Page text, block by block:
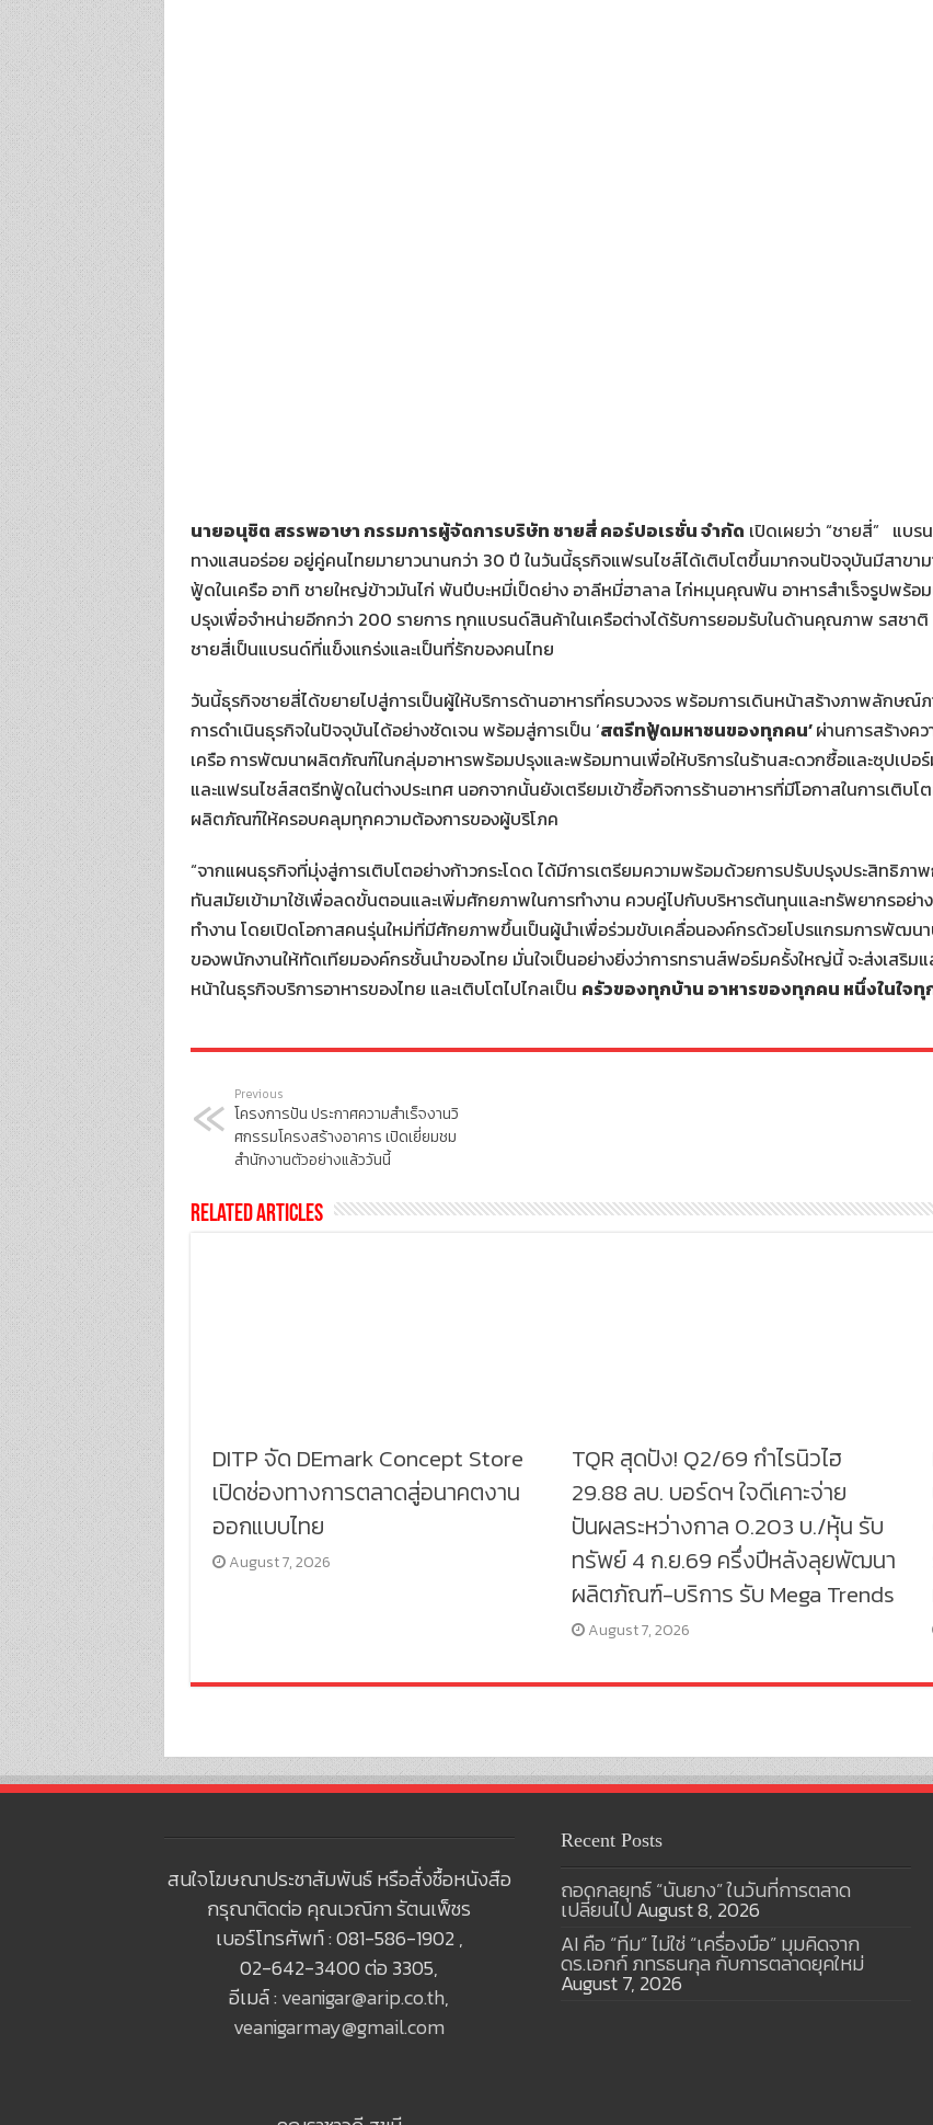
นายอนุชิต สรรพอาษา กรรมการผู้จัดการบริษัท ชายสี่ คอร์ปอเรชั่น จำกัด เปิดเผยว่า “ชายสี่” แบร
ทางแสนอร่อย อยู่คู่คนไทยมายาวนานกว่า 30 ปี ในวันนี้ธุรกิจแฟรนไชส์ได้เติบโตขึ้นมากจนปัจจุบันมีสาข
ฟู้ดในเครือ อาทิ ชายใหญ่ข้าวมันไก่ พันปีบะหมี่เป็ดย่าง อาลีหมี่ฮาลาล ไก่หมุนคุณพัน อาหารสำเร็จรูปพร้
ปรุงเพื่อจำหน่ายอีกกว่า 200 รายการ ทุกแบรนด์สินค้าในเครือต่างได้รับการยอมรับในด้านคุณภาพ รสชาติ
ชายสี่เป็นแบรนด์ที่แข็งแกร่งและเป็นที่รักของคนไทย
วันนี้ธุรกิจชายสี่ได้ขยายไปสู่การเป็นผู้ให้บริการด้านอาหารที่ครบวงจร พร้อมการเดินหน้าสร้างภาพลักษณ์
การดำเนินธุรกิจในปัจจุบันได้อย่างชัดเจน พร้อมสู่การเป็น ‘สตรีทฟู้ดมหาชนของทุกคน’ผ่านการสร้างค
เครือ การพัฒนาผลิตภัณฑ์ในกลุ่มอาหารพร้อมปรุงและพร้อมทานเพื่อให้บริการในร้านสะดวกซื้อและซุปเปอ
และแฟรนไชส์สตรีทฟู้ดในต่างประเทศ นอกจากนั้นยังเตรียมเข้าซื้อกิจการร้านอาหารที่มีโอกาสในการเติ
ผลิตภัณฑ์ให้ครอบคลุมทุกความต้องการของผู้บริโภค
“จากแผนธุรกิจที่มุ่งสู่การเติบโตอย่างก้าวกระโดด ได้มีการเตรียมความพร้อมด้วยการปรับปรุงประสิทธิภ
ทันสมัยเข้ามาใช้เพื่อลดขั้นตอนและเพิ่มศักยภาพในการทำงาน ควบคู่ไปกับบริหารต้นทุนและทรัพยากรอย่
ทำงาน โดยเปิดโอกาสคนรุ่นใหม่ที่มีศักยภาพขึ้นเป็นผู้นำเพื่อร่วมขับเคลื่อนองค์กรด้วยโปรแกรมการพัฒน
ของพนักงานให้ทัดเทียมองค์กรชั้นนำของไทย มั่นใจเป็นอย่างยิ่งว่าการทรานส์ฟอร์มครั้งใหญ่นี้ จะส่งเสริมแ
หน้าในธุรกิจบริการอาหารของไทย และเติบโตไปไกลเป็น ครัวของทุกบ้าน อาหารของทุกคน หนึ่งในใจทุ
Previous
โครงการปัน ประกาศความสำเร็จงานวิ
ศกรรมโครงสร้างอาคาร เปิดเยี่ยมชม
สำนักงานตัวอย่างแล้ววันนี้
Related Articles
DITP จัด DEmark Concept Store
เปิดช่องทางการตลาดสู่อนาคตงาน
ออกแบบไทย
August 7, 2026
TQR สุดปัง! Q2/69 กำไรนิวไฮ
29.88 ลบ. บอร์ดฯ ใจดีเคาะจ่าย
ปันผลระหว่างกาล 0.203 บ./หุ้น รับ
ทรัพย์ 4 ก.ย.69 ครึ่งปีหลังลุยพัฒนา
ผลิตภัณฑ์-บริการ รับ Mega Trends
August 7, 2026
สนใจโฆษณาประชาสัมพันธ์ หรือสั่งซื้อหนังสือ
กรุณาติดต่อ คุณเวณิกา รัตนเพ็ชร
เบอร์โทรศัพท์ : 081-586-1902 ,
02-642-3400 ต่อ 3305,
อีเมล์ : veanigar@arip.co.th,
veanigarmay@gmail.com
Recent Posts
ถอดกลยุทธ์ “นันยาง” ในวันที่การตลาด
เปลี่ยนไป August 8, 2026
AI คือ “ทีม” ไม่ใช่ “เครื่องมือ” มุมคิดจาก
ดร.เอกก์ ภทรธนกุล กับการตลาดยุคใหม่
August 7, 2026